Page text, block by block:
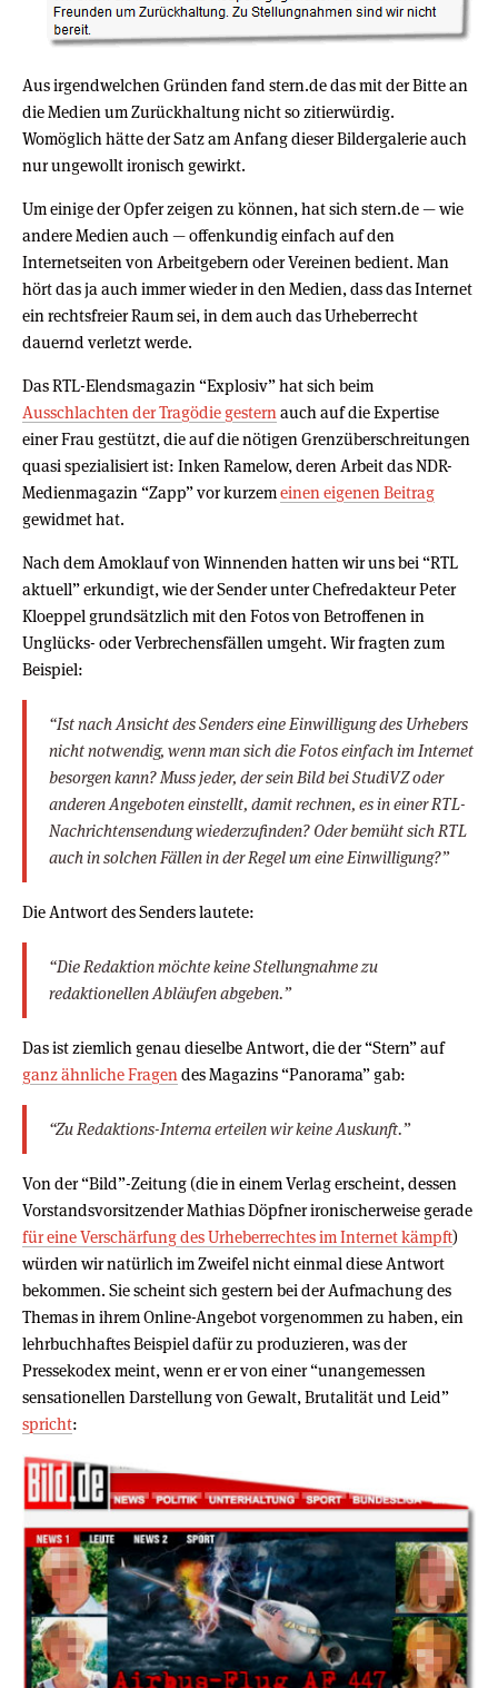
Aus irgendwelchen Gründen fand stern.de das mit der Bitte an
die Medien um Zurückhaltung nicht so zitierwürdig.
Womöglich hätte der Satz am Anfang dieser Bildergalerie auch
nur ungewollt ironisch gewirkt.
Um einige der Opfer zeigen zu können, hat sich stern.de — wie
andere Medien auch — offenkundig einfach auf den
Internetseiten von Arbeitgebern oder Vereinen bedient. Man
hört das ja auch immer wieder in den Medien, dass das Internet
ein rechtsfreier Raum sei, in dem auch das Urheberrecht
dauernd verletzt werde.
Das RTL-Elendsmagazin “Explosiv” hat sich beim
Ausschlachten der Tragödie gestern auch auf die Expertise
einer Frau gestützt, die auf die nötigen Grenzüberschreitungen
quasi spezialisiert ist: Inken Ramelow, deren Arbeit das NDR-
Medienmagazin “Zapp” vor kurzemeinen eigenen Beitrag
gewidmet hat.
Nach dem Amoklauf von Winnenden hatten wir uns bei “RTL
aktuell” erkundigt, wie der Sender unter Chefredakteur Peter
Kloeppel grundsätzlich mit den Fotos von Betroffenen in
Unglücks- oder Verbrechensfällen umgeht. Wir fragten zum
Beispiel:
“Ist nach Ansicht des Senders eine Einwilligung des Urhebers
nicht notwendig, wenn man sich die Fotos einfach im Internet
besorgen kann? Muss jeder, der sein Bild bei StudiVZ oder
anderen Angeboten einstellt, damit rechnen, es in einer RTL-
Nachrichtensendung wiederzufinden? Oder bemüht sich RTL
auch in solchen Fällen in der Regel um eine Einwilligung?”
Die Antwort des Senders lautete:
“Die Redaktion möchte keine Stellungnahme zu
redaktionellen Abläufen abgeben.”
Das ist ziemlich genau dieselbe Antwort, die der “Stern” auf
ganz ähnliche Fragen des Magazins “Panorama” gab:
“Zu Redaktions-Interna erteilen wir keine Auskunft.”
Von der “Bild”-Zeitung (die in einem Verlag erscheint, dessen
Vorstandsvorsitzender Mathias Döpfner ironischerweise gerade
für eine Verschärfung des Urheberrechtes im Internet kämpft)
würden wir natürlich im Zweifel nicht einmal diese Antwort
bekommen. Sie scheint sich gestern bei der Aufmachung des
Themas in ihrem Online-Angebot vorgenommen zu haben, ein
lehrbuchhaftes Beispiel dafür zu produzieren, was der
Pressekodex meint, wenn er er von einer “unangemessen
sensationellen Darstellung von Gewalt, Brutalität und Leid”
spricht: